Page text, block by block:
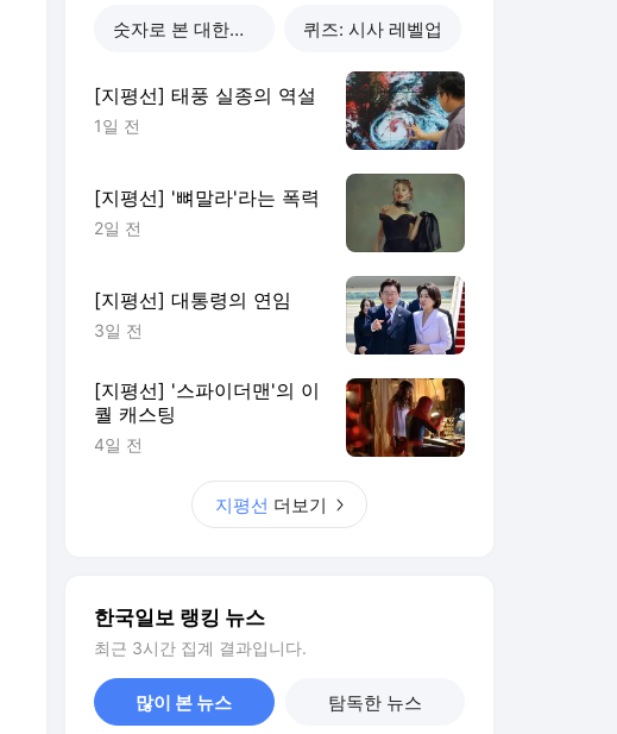
숫자로 본 대한민국 퀴즈: 시사 레벨업
[지평선] 태풍 실종의 역설
1일 전
[지평선] '뼈말라'라는 폭력
2일 전
[지평선] 대통령의 연임
3일 전
[지평선] '스파이더맨'의 이
퀄 캐스팅
4일 전
지평선 더보기
한국일보 랭킹 뉴스
최근 3시간 집계 결과입니다.
많이 본 뉴스 탐독한 뉴스